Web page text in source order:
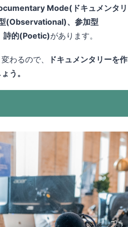
Mode(ドキュメンタリ
(Observational)、参加型
的(Poetic)があります。
わるので、
ドキュメンタリーを作
う。